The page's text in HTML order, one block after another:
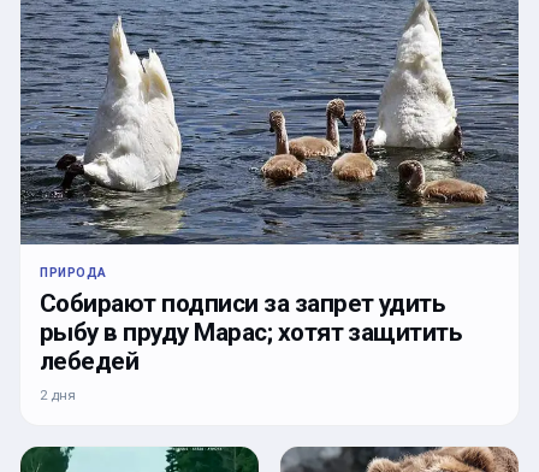
ПРИРОДА
Собирают подписи за запрет удить
рыбу в пруду Марас; хотят защитить
лебедей
2 дня